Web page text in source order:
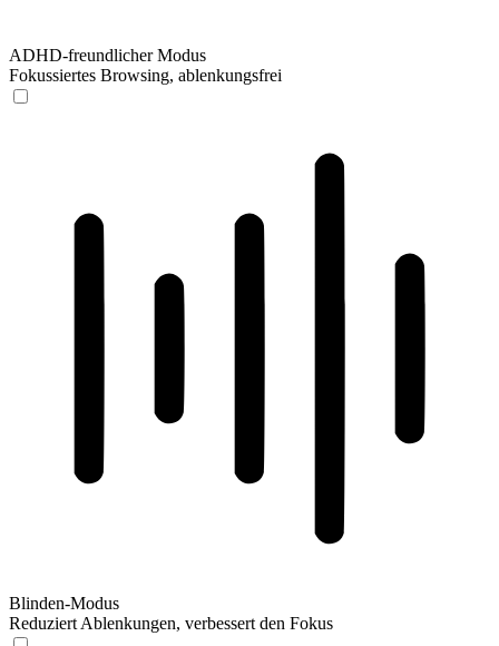
ADHD-freundlicher Modus
Fokussiertes Browsing, ablenkungsfrei
Blinden-Modus
Reduziert Ablenkungen, verbessert den Fokus